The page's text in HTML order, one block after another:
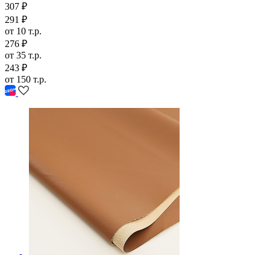
307 ₽
291 ₽
от 10 т.р.
276 ₽
от 35 т.р.
243 ₽
от 150 т.р.